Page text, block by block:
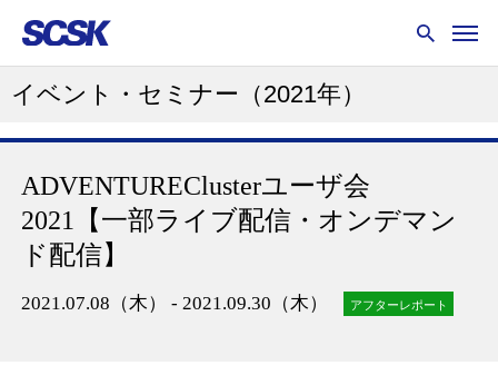
イベント・セミナー （2021年）
ADVENTUREClusterユーザ会
2021【一部ライブ配信・オンデマン
ド配信】
2021.07.08（木） - 2021.09.30（木） アフターレポート